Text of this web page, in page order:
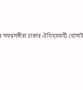
ঢাকার ঐতিহ্যবাহী